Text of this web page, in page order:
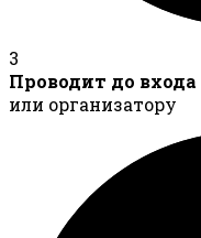
3
Проводит до входа
или организатору